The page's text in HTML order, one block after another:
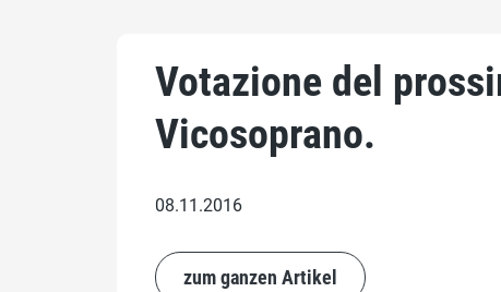
Votazione del
Vicosoprano.
08.11.2016
zum ganzen Artikel